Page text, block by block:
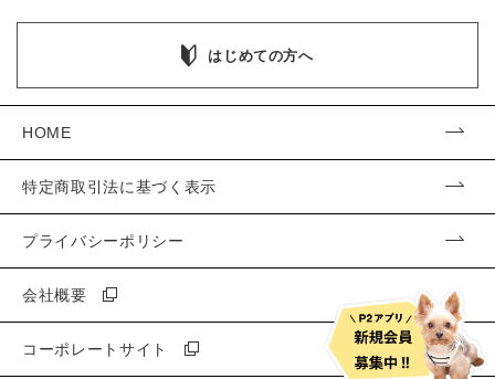
はじめての方へ
HOME
特定商取引法に基づく表示
プライバシーポリシー
会社概要
コーポレートサイト